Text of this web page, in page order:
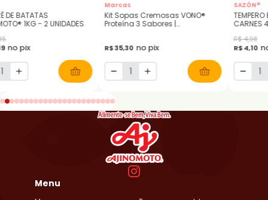
DE BATATAS
AJINOMOTO® 1KG - 2 UNIDADES
no pix
Marcas
Kit Sopas Cremosas VONO®
Proteína 3 Sabores |
com Chia
R$ 35,30 no pix
SAZÓN®
TEMPERO
CARNES
R$ 4,98
R$ 4,10
Menu